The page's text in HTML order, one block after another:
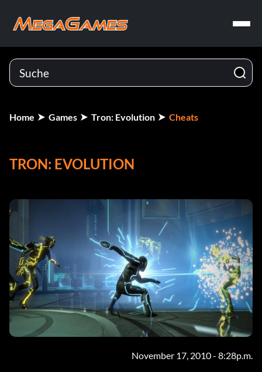
Home Games Tron: Evolution Cheats
TRON: EVOLUTION
November 17, 2010 - 8:28p.m.